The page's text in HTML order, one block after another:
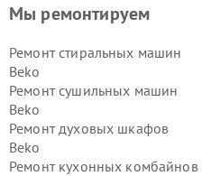
Мы ремонтируем
Ремонт стиральных машин
Beko
Ремонт сушильных машин
Beko
Ремонт духовых шкафов
Beko
Ремонт кухонных комбайнов